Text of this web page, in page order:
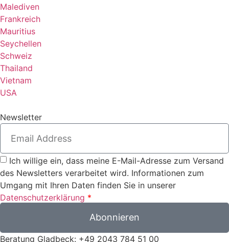
Malediven
Frankreich
Mauritius
Seychellen
Schweiz
Thailand
Vietnam
USA
Newsletter
Ich willige ein, dass meine E-Mail-Adresse zum Versand
des Newsletters verarbeitet wird. Informationen zum
Umgang mit Ihren Daten finden Sie in unserer
Datenschutzerklärung *
Abonnieren
Beratung Gladbeck: +49 2043 784 51 00